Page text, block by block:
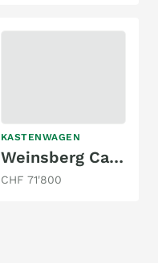
KASTENWAGEN
Weinsberg CaraBus 600 MQH Edition [Fire]
CHF 71'800